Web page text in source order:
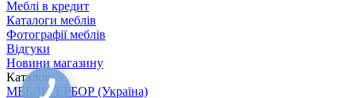
Меблі в кредит
Каталоги меблів
Фотографії меблів
Відгуки
Новини магазину
Каталог
МЕБЛІ ГЕРБОР (Україна)